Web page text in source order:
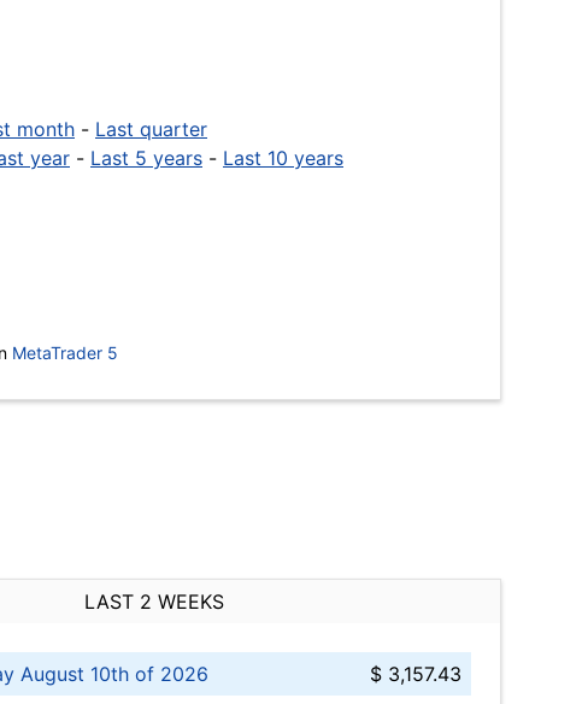
month - Last quarter
year - Last 5 years - Last 10 years
MetaTrader 5
LAST 2 WEEKS
August 10th of 2026
$ 3,157.43